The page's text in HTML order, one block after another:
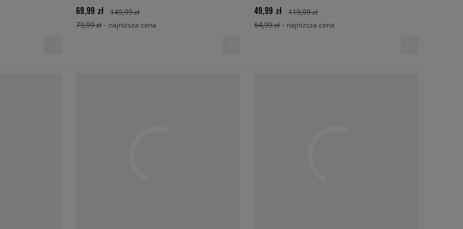
69,99 zł
149,99 zł
79,99 zł - najniższa cena
49,99 zł
119,99 zł
64,99 zł - najniższa cena